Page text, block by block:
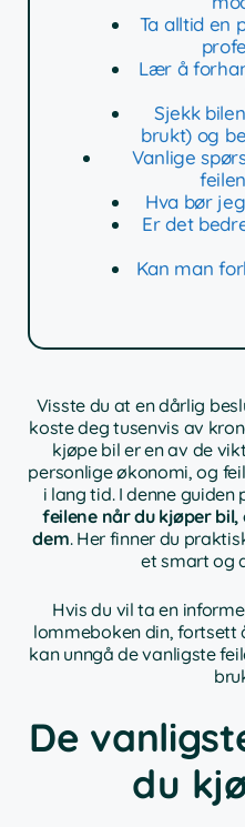
Ta alltid en
Lær å
Sjekk
brukt) og
Vanlige
Hva bør
Er det
Kan man
Visste du at en dårlig
koste deg tusenvis av
kjøpe bil er en av de
personlige økonomi, og
i lang tid. I denne guiden
feilene når du kjøper
dem. Her finner du
et smart og
Hvis du vil ta en
lommeboken din, fortsett
kan unngå de vanligste
De
du